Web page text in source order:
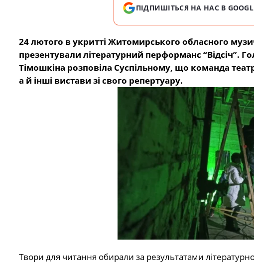
ПІДПИШІТЬСЯ НА НАС В
24 лютого в укритті Житомирського обласного
презентували літературний перформанс “Відсіч”.
Тімошкіна розповіла Суспільному, що команда
а й інші вистави зі свого репертуару.
Твори для читання обирали за результатами